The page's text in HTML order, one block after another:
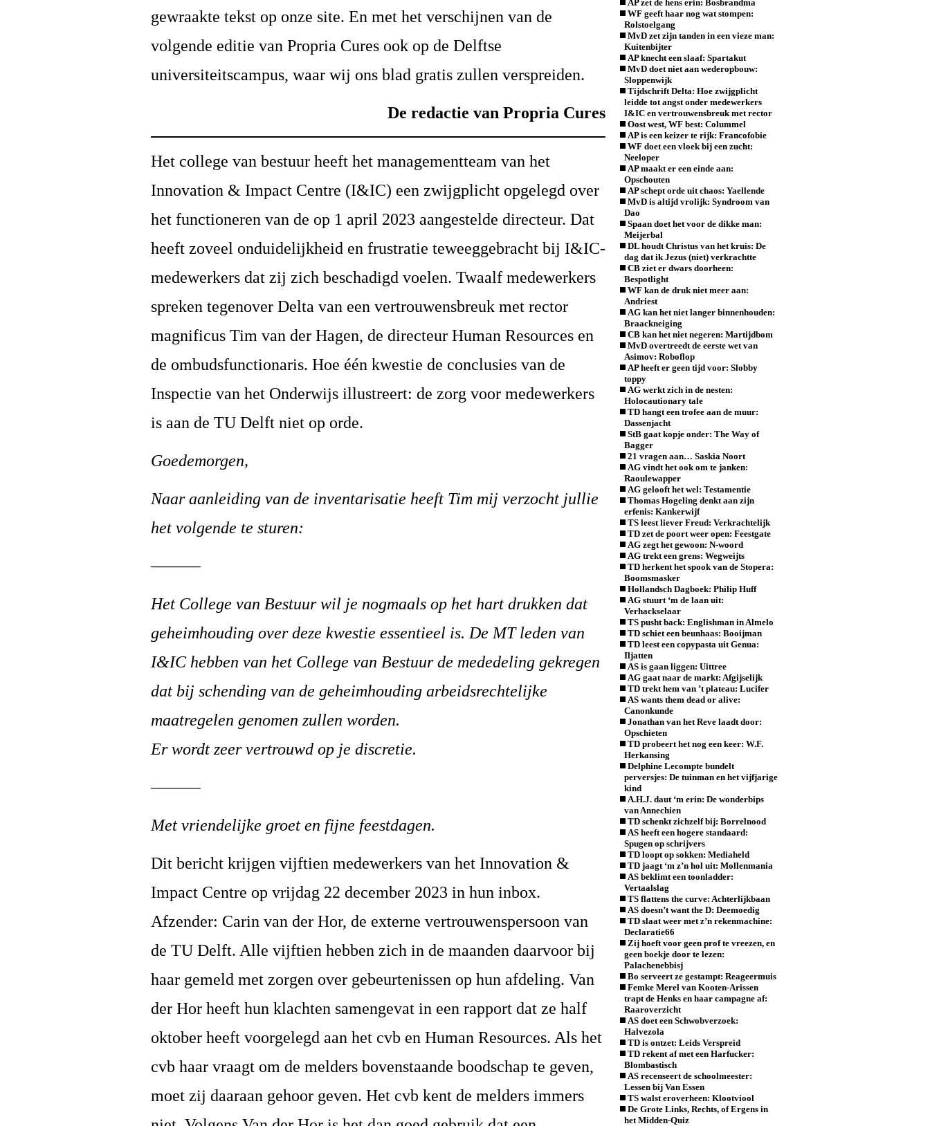
gewraakte tekst op onze site. En met het verschijnen van de
volgende editie van Propria Cures ook op de Delftse
universiteitscampus, waar wij ons blad gratis zullen verspreiden.
De redactie van Propria Cures
Het college van bestuur heeft het managementteam van het
Innovation & Impact Centre (I&IC) een zwijgplicht opgelegd over
het functioneren van de op 1 april 2023 aangestelde directeur. Dat
heeft zoveel onduidelijkheid en frustratie teweeggebracht bij I&IC-
medewerkers dat zij zich beschadigd voelen. Twaalf medewerkers
spreken tegenover Delta van een vertrouwensbreuk met rector
magnificus Tim van der Hagen, de directeur Human Resources en
de ombudsfunctionaris. Hoe één kwestie de conclusies van de
Inspectie van het Onderwijs illustreert: de zorg voor medewerkers
is aan de TU Delft niet op orde.
Goedemorgen,
Naar aanleiding van de inventarisatie heeft Tim mij verzocht jullie
het volgende te sturen:
———
Het College van Bestuur wil je nogmaals op het hart drukken dat
geheimhouding over deze kwestie essentieel is. De MT leden van
I&IC hebben van het College van Bestuur de mededeling gekregen
dat bij schending van de geheimhouding arbeidsrechtelijke
maatregelen genomen zullen worden.
Er wordt zeer vertrouwd op je discretie.
———
Met vriendelijke groet en fijne feestdagen.
Dit bericht krijgen vijftien medewerkers van het Innovation &
Impact Centre op vrijdag 22 december 2023 in hun inbox.
Afzender: Carin van der Hor, de externe vertrouwenspersoon van
de TU Delft. Alle vijftien hebben zich in de maanden daarvoor bij
haar gemeld met zorgen over gebeurtenissen op hun afdeling. Van
der Hor heeft hun klachten samengevat in een rapport dat ze half
oktober heeft voorgelegd aan het cvb en Human Resources. Als het
cvb haar vraagt om de melders bovenstaande boodschap te geven,
moet zij daaraan gehoor geven. Het cvb kent de melders immers
AP zet de hens erin: Bosbrandma
WF geeft haar nog wat stompen:
Rolstoelgang
MvD zet zijn tanden in een vieze man:
Kuitenbijter
AP knecht een slaaf: Spartakut
MvD doet niet aan wederopbouw:
Sloppenwijk
Tijdschrift Delta: Hoe zwijgplicht
leidde tot angst onder medewerkers
I&IC en vertrouwensbreuk met rector
Oost west, WF best: Colummel
AP is een keizer te rijk: Francofobie
WF doet een vloek bij een zucht:
Neeloper
AP maakt er een einde aan:
Opschouten
AP schept orde uit chaos: Yaellende
MvD is altijd vrolijk: Syndroom van
Dao
Spaan doet het voor de dikke man:
Meijerbal
DL houdt Christus van het kruis: De
dag dat ik Jezus (niet) verkrachtte
CB ziet er dwars doorheen:
Bespotlight
WF kan de druk niet meer aan:
Andriest
AG kan het niet langer binnenhouden:
Braackneiging
CB kan het niet negeren: Martijdbom
MvD overtreedt de eerste wet van
Asimov: Roboflop
AP heeft er geen tijd voor: Slobby
toppy
AG werkt zich in de nesten:
Holocautionary tale
TD hangt een trofee aan de muur:
Dassenjacht
StB gaat kopje onder: The Way of
Bagger
21 vragen aan… Saskia Noort
AG vindt het ook om te janken:
Raoulewapper
AG gelooft het wel: Testamentie
Thomas Hogeling denkt aan zijn
erfenis: Kankerwijf
TS leest liever Freud: Verkrachtelijk
TD zet de poort weer open: Feestgate
AG zegt het gewoon: N-woord
AG trekt een grens: Wegweijts
TD herkent het spook van de Stopera:
Boomsmasker
Hollandsch Dagboek: Philip Huff
AG stuurt ‘m de laan uit:
Verhackselaar
TS pusht back: Englishman in Almelo
TD schiet een beunhaas: Booijman
TD leest een copypasta uit Genua:
Iljatten
AS is gaan liggen: Uittree
AG gaat naar de markt: Afgijselijk
TD trekt hem van ’t plateau: Lucifer
AS wants them dead or alive:
Canonkunde
Jonathan van het Reve laadt door:
Opschieten
TD probeert het nog een keer: W.F.
Herkansing
Delphine Lecompte bundelt
perversjes: De tuinman en het vijfjarige
kind
A.H.J. daut ‘m erin: De wonderbips
van Annechien
TD schenkt zichzelf bij: Borrelnood
AS heeft een hogere standaard:
Spugen op schrijvers
TD loopt op sokken: Mediaheld
TD jaagt ‘m z’n hol uit: Mollenmania
AS beklimt een toonladder:
Vertaalslag
TS flattens the curve: Achterlijkbaan
AS doesn’t want the D: Deemoedig
TD slaat weer met z’n rekenmachine:
Declaratie66
Zij hoeft voor geen prof te vreezen, en
geen boekje door te lezen:
Palachenebbisj
Bo serveert ze gestampt: Reageermuis
Femke Merel van Kooten-Arissen
trapt de Henks en haar campagne af:
Raaroverzicht
AS doet een Schwobverzoek:
Halvezola
TD is ontzet: Leids Verspreid
TD rekent af met een Harfucker:
Blombastisch
AS recenseert de schoolmeester:
Lessen bij Van Essen
TS walst eroverheen: Klootviool
De Grote Links, Rechts, of Ergens in
het Midden-Quiz